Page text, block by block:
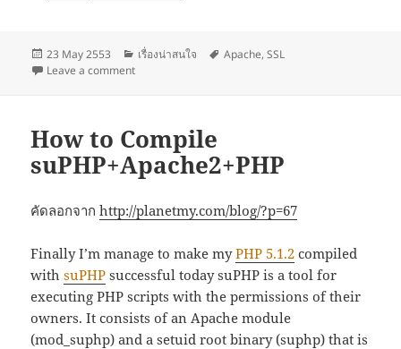
Posted
on
23 May 2553 Categories
เรื่องน่าสนใจ Tags
Apache,SSL
Leave a commenton force ssl
How to Compile
suPHP+Apache2+PHP
คัดลอกจากhttp://planetmy.com/blog/?p=67
Finally I’m manage to make myPHP 5.1.2 compiled
withsuPHP successful todaysuPHP is a tool for
executing PHP scripts with the permissions of their
owners. It consists of an Apache module
(mod_suphp) and a setuid root binary (suphp) that is